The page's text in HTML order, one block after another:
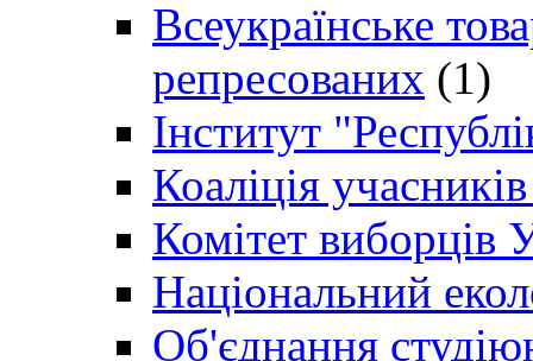
Всеукраїнське
репресованих (1)
Інститут
Коаліція
Комітет виборців
Національний
Об'єднання